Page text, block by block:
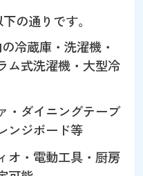
の通りです。
冷蔵庫・洗濯機・
ム式洗濯機・大型冷
・ダイニングテーブ
ンジボード等
オ・電動工具・厨房